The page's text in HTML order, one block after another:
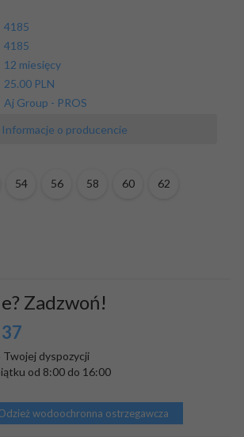
4185
4185
12 miesięcy
25.00 PLN
Aj Group - PROS
Informacje o producencie
54 56 58 60 62
Zadzwoń!
Twojej dyspozycji
od 8:00 do 16:00
wodoochronna ostrzegawcza